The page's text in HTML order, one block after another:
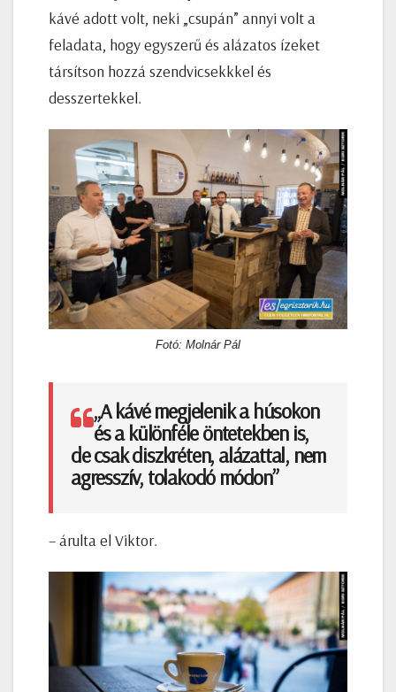
kávé adott volt, neki „csupán” annyi volt a
feladata, hogy egyszerű és alázatos ízeket
társítson hozzá szendvicsekkkel és
desszertekkel.
Fotó: Molnár Pál
„A kávé megjelenik a húsokon
és a különféle öntetekben is,
de csak diszkréten, alázattal, nem
agresszív, tolakodó módon”
– árulta el Viktor.